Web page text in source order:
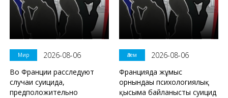
Мир
2026-08-06
Во Франции расследуют
случаи суицида,
предположительно
Әлем
2026-08-06
Францияда жұмыс
орнындағы психологиялық
қысымға байланысты суицид